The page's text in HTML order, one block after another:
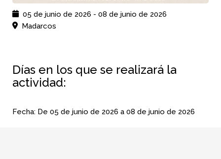
05 de junio de 2026 - 08 de junio de 2026
Madarcos
Días en los que se realizará la
actividad:
Fecha: De 05 de junio de 2026 a 08 de junio de 2026